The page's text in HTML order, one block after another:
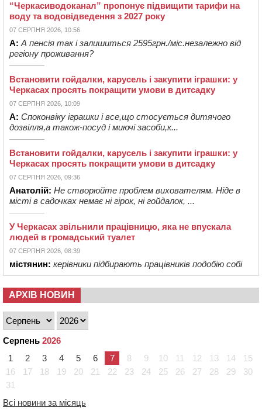
“Черкасиводоканал” пропонує підвищити тарифи на
воду та водовідведення з 2027 року
07 СЕРПНЯ 2026, 10:56
А: А пенсія так і залишиться 2595грн./міс.незалежно від
регіону проживання?
Встановити гойдалки, карусель і закупити іграшки: у
Черкасах просять покращити умови в дитсадку
07 СЕРПНЯ 2026, 10:09
А: Споконвіку іграшки і все,що стосується дитячого
дозвілля,а також-посуд і миючі засоби,к...
Встановити гойдалки, карусель і закупити іграшки: у
Черкасах просять покращити умови в дитсадку
07 СЕРПНЯ 2026, 09:36
Анатолій: Не створюйте проблем вихователям. Ніде в
місті в садочках немає ні гірок, ні гойдалок, ...
У Черкасах звільнили працівницю, яка не впускала
людей в громадський туалет
07 СЕРПНЯ 2026, 08:39
містянин: керівники підбирають працівників подобію собі
АРХІВ НОВИН
Серпень 2026
1
2 3 4 5 6 7 8 9 10 11 12 13 14
15
16
17 18 19 20 21 22 23 24 25 26 27 28 29
30
31
Всі новини за місяць